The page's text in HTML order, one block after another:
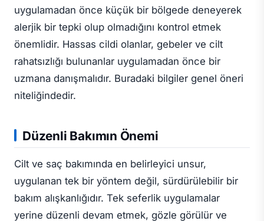
uygulamadan önce küçük bir bölgede deneyerek
alerjik bir tepki olup olmadığını kontrol etmek
önemlidir. Hassas cildi olanlar, gebeler ve cilt
rahatsızlığı bulunanlar uygulamadan önce bir
uzmana danışmalıdır. Buradaki bilgiler genel öneri
niteliğindedir.
Düzenli Bakımın Önemi
Cilt ve saç bakımında en belirleyici unsur,
uygulanan tek bir yöntem değil, sürdürülebilir bir
bakım alışkanlığıdır. Tek seferlik uygulamalar
yerine düzenli devam etmek, gözle görülür ve